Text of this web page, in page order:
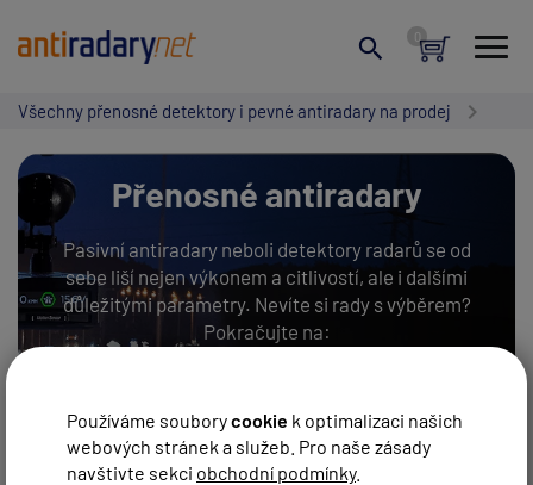
Používáme souborycookie k optimalizaci našich
webových stránek a služeb. Pro naše zásady
navštivte sekci obchodní podmínky.
Všechny přenosné detektory i pevné antiradary na prodej
Přenosné antiradary
Pasivní antiradary neboli detektory radarů se od
sebe liší nejen výkonem a citlivostí, ale i dalšími
důležitými parametry. Nevíte si rady s výběrem?
Pokračujte na: